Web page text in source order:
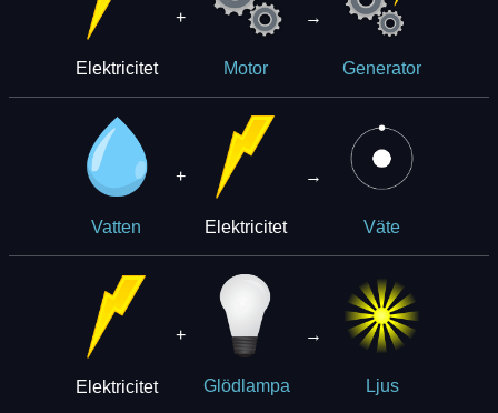
Elektricitet
+
Motor
→
Generator
Vatten
+
Elektricitet
→
Väte
Elektricitet
+
Glödlampa
→
Ljus